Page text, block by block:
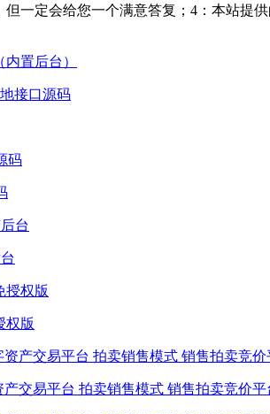
但一定会给您一个满意答复；4：本站
置后台）
接口源码
权版
交易平台 拍卖销售模式 销售拍卖竞价平